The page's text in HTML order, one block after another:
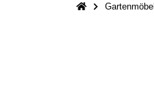
Gartenmöbel